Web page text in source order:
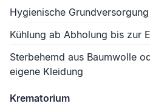
Hygienische Grundversorgung
Kühlung ab Abholung bis zur
Sterbehemd aus Baumwolle
eigene Kleidung
Krematorium